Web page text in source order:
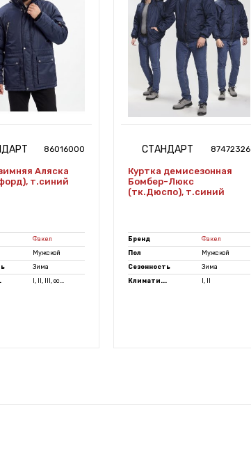
86016000
Аляска
т.синий
Факел
Мужской
Зима
I, II, III, ос...
СТАНДАРТ 87472326
Куртка демисезонная
Бомбер-Люкс
(тк.Дюспо), т.синий
Бренд
Факел
Пол
Мужской
Сезонность
Зима
Климати...
I, II